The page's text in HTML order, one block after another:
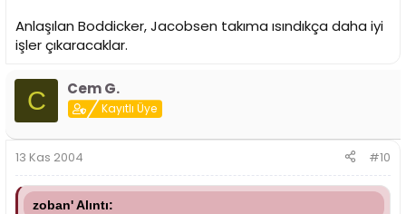
Anlaşılan Boddicker, Jacobsen takıma ısındıkça daha iyi
işler çıkaracaklar.
C Cem G.
Kayıtlı Üye
13 Kas 2004 #10
zoban' Alıntı: